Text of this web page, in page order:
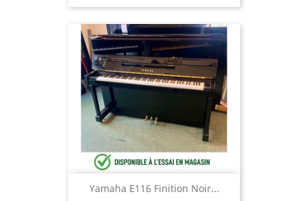
Yamaha E116 Finition Noir...